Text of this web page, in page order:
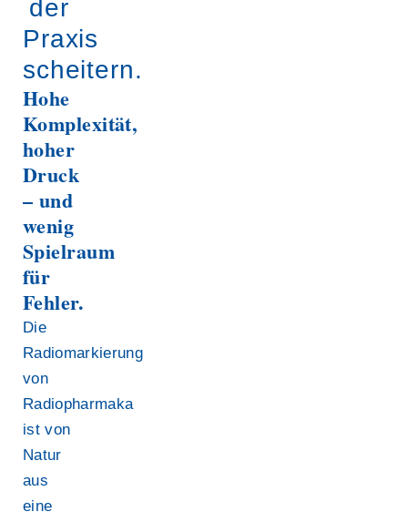
der
Praxis
scheitern.
Hohe
Komplexität,
hoher
Druck
– und
wenig
Spielraum
für
Fehler.
Die
Radiomarkierung
von
Radiopharmaka
ist von
Natur
aus
eine